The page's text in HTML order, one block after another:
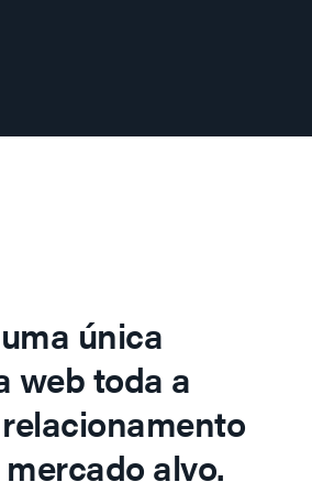
única
web toda a
alvo.